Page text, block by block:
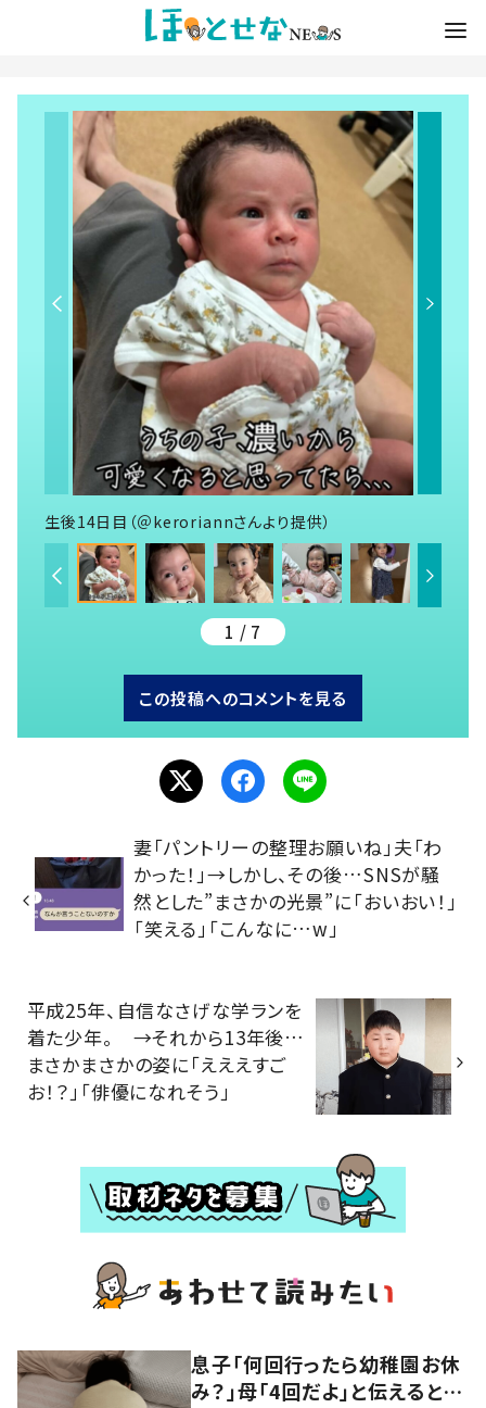
生後14日目（＠keroriannさんより提供）
1 / 7
この投稿へのコメントを見る
妻「パントリーの整理お願いね」夫「わ
かった！」→しかし、その後…SNSが騒
然とした”まさかの光景”に「おいおい！」
「笑える」「こんなに…w」
平成25年、自信なさげな学ランを
着た少年。 →それから13年後…
まさかまさかの姿に「えええすご
お！？」「俳優になれそう」
息子「何回行ったら幼稚園お休
み？」母「4回だよ」と伝えると…